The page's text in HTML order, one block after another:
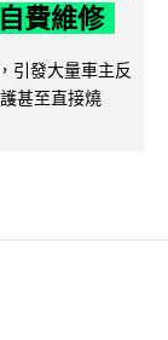
費維修
引發大量車主反
甚至直接燒